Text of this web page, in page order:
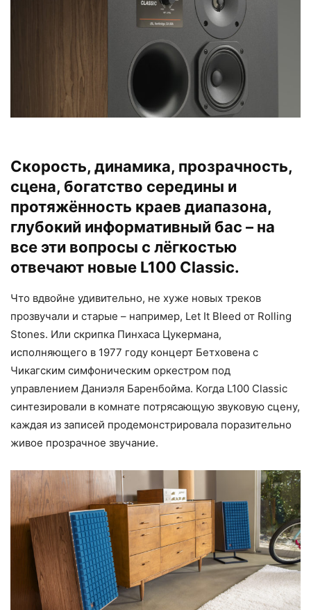
Скорость, динамика, прозрачность,
сцена, богатство середины и
протяжённость краев диапазона,
глубокий информативный бас – на
все эти вопросы с лёгкостью
отвечают новые L100 Classic.
Что вдвойне удивительно, не хуже новых треков
прозвучали и старые – например, Let It Bleed от Rolling
Stones. Или скрипка Пинхаса Цукермана,
исполняющего в 1977 году концерт Бетховена с
Чикагским симфоническим оркестром под
управлением Даниэля Баренбойма. Когда L100 Classic
синтезировали в комнате потрясающую звуковую сцену,
каждая из записей продемонстрировала поразительно
живое прозрачное звучание.